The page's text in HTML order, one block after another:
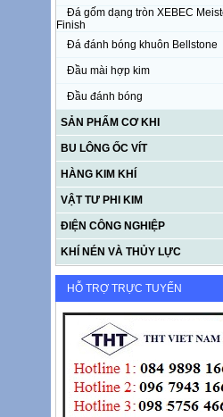
Đá gốm dạng tròn XEBEC
Finish
Đá đánh bóng khuôn Bellstone
Đầu mài hợp kim
Đầu đánh bóng
SẢN PHẨM CƠ KHI
BU LÔNG ỐC VÍT
HÀNG KIM KHÍ
VẬT TƯ PHI KIM
ĐIỆN CÔNG NGHIỆP
KHÍ NÉN VÀ THỦY LỰC
HỖ TRỢ TRỰC TUYẾN